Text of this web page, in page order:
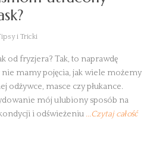
i Tricki
od fryzjera? Tak, to naprawdę
nie mamy pojęcia, jak wiele możemy
odżywce, masce czy płukance.
mój ulubiony sposób na
i odświeżeniu ...Czytaj całość